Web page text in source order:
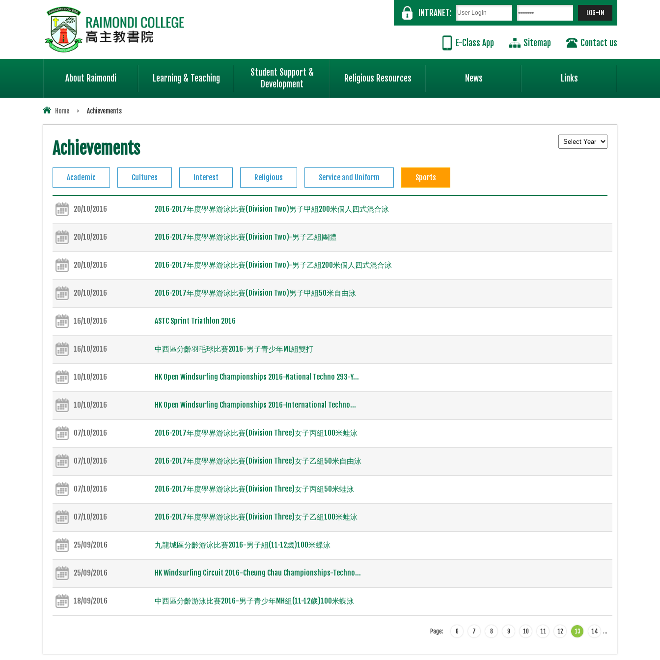
INTRANET:
E-Class App Sitemap Contact us
About Raimondi Learning & Teaching
Student Support &
Development
Religious Resources News Links
Home > Achievements
Achievements
Academic Cultures Interest Religious Service and Uniform Sports
20/10/2016 2016-2017年度學界游泳比賽(Division Two)男子甲組200米個人四式混合泳
20/10/2016 2016-2017年度學界游泳比賽(Division Two)-男子乙組團體
20/10/2016 2016-2017年度學界游泳比賽(Division Two)-男子乙組200米個人四式混合泳
20/10/2016 2016-2017年度學界游泳比賽(Division Two)男子甲組50米自由泳
16/10/2016 ASTC Sprint Triathlon 2016
16/10/2016 中西區分齡羽毛球比賽2016-男子青少年ML組雙打
10/10/2016 HK Open Windsurfing Championships 2016-National Techno 293-Y...
10/10/2016 HK Open Windsurfing Championships 2016-International Techno...
07/10/2016 2016-2017年度學界游泳比賽(Division Three)女子丙組100米蛙泳
07/10/2016 2016-2017年度學界游泳比賽(Division Three)女子乙組50米自由泳
07/10/2016 2016-2017年度學界游泳比賽(Division Three)女子丙組50米蛙泳
07/10/2016 2016-2017年度學界游泳比賽(Division Three)女子乙組100米蛙泳
25/09/2016 九龍城區分齡游泳比賽2016-男子組(11-12歲)100米蝶泳
25/09/2016 HK Windsurfing Circuit 2016-Cheung Chau Championships-Techno...
18/09/2016 中西區分齡游泳比賽2016-男子青少年MH組(11-12歲)100米蝶泳
Page: …
6 7 8 9 10 11 12 13 14